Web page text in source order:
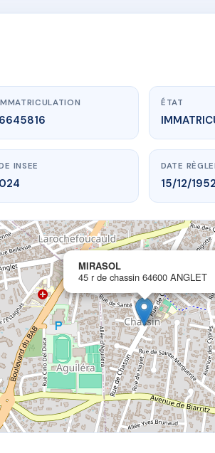
🇫🇷
AC6645816
MIRASOL
64600 ANGLET
ÉTAT
INSEE DATE
15/12/1952
MIRASOL
45 r de chassin 64600 ANGLET